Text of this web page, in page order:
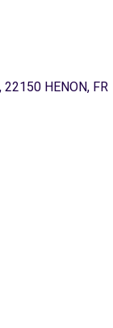
22150 HENON, FR